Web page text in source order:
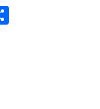
Pa
rt